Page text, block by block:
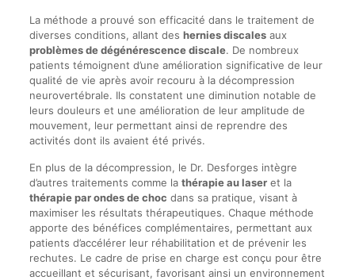
La méthode a prouvé son efficacité dans le traitement de
diverses conditions, allant des hernies discalesaux
problèmes de dégénérescence discale. De nombreux
patients témoignent d’une amélioration significative de leur
qualité de vie après avoir recouru à la décompression
neurovertébrale. Ils constatent une diminution notable de
leurs douleurs et une amélioration de leur amplitude de
mouvement, leur permettant ainsi de reprendre des
activités dont ils avaient été privés.
En plus de la décompression, le Dr. Desforges intègre
d’autres traitements comme la thérapie au laseret la
thérapie par ondes de choc dans sa pratique, visant à
maximiser les résultats thérapeutiques. Chaque méthode
apporte des bénéfices complémentaires, permettant aux
patients d’accélérer leur réhabilitation et de prévenir les
rechutes. Le cadre de prise en charge est conçu pour être
accueillant et sécurisant, favorisant ainsi un environnement